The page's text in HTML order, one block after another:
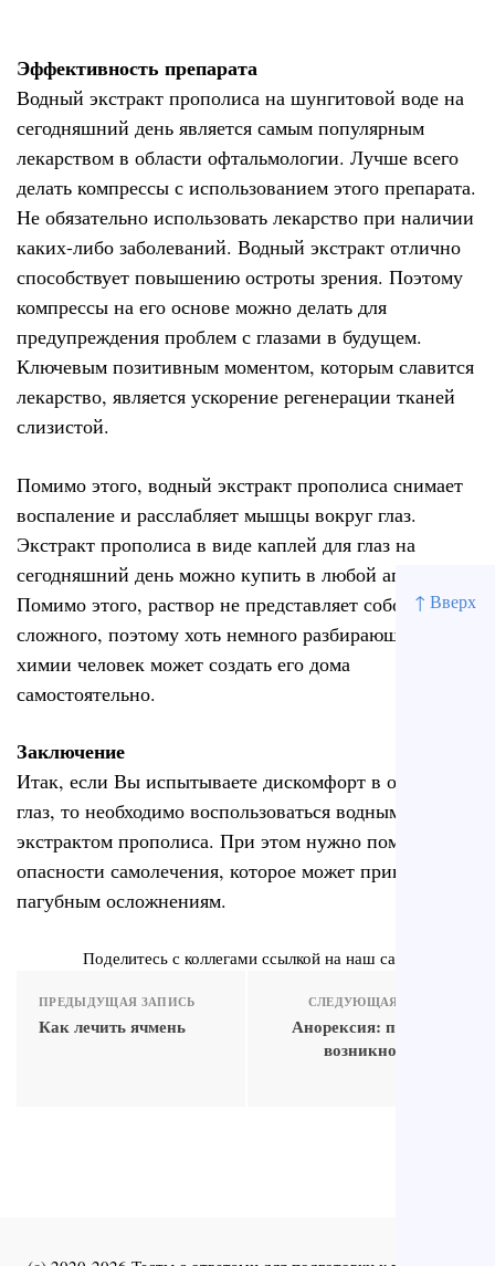
↑ Вверх
Эффективность препарата
Водный экстракт прополиса на шунгитовой воде на
сегодняшний день является самым популярным
лекарством в области офтальмологии. Лучше всего
делать компрессы с использованием этого препарата.
Не обязательно использовать лекарство при наличии
каких-либо заболеваний. Водный экстракт отлично
способствует повышению остроты зрения. Поэтому
компрессы на его основе можно делать для
предупреждения проблем с глазами в будущем.
Ключевым позитивным моментом, которым славится
лекарство, является ускорение регенерации тканей
слизистой.
Помимо этого, водный экстракт прополиса снимает
воспаление и расслабляет мышцы вокруг глаз.
Экстракт прополиса в виде каплей для глаз на
сегодняшний день можно купить в любой аптеке.
Помимо этого, раствор не представляет собой ничего
сложного, поэтому хоть немного разбирающийся в
химии человек может создать его дома
самостоятельно.
Заключение
Итак, если Вы испытываете дискомфорт в области
глаз, то необходимо воспользоваться водным
экстрактом прополиса. При этом нужно помнить об
опасности самолечения, которое может привести к
пагубным осложнениям.
Поделитесь с коллегами ссылкой на наш сайт
ПРЕДЫДУЩАЯ ЗАПИСЬ
Как лечить ячмень
СЛЕДУЮЩАЯ ЗАПИСЬ
Анорексия: причины
возникновения и